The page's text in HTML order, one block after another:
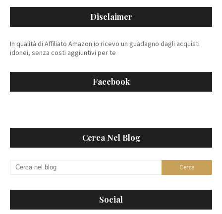
Disclaimer
In qualità di Affiliato Amazon io ricevo un guadagno dagli acquisti
idonei, senza costi aggiuntivi per te
Facebook
Cerca Nel Blog
Social